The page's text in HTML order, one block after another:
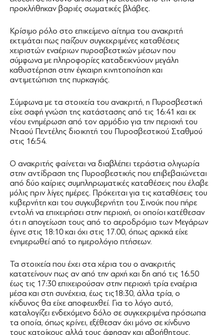
προκλήθηκαν βαριές σωματικές βλάβες.
Κρίσιμο ρόλο στο επικείμενο αίτημα του ανακριτή
εκτιμάται πως παίζουν συγκεκριμένες καταθέσεις
χειριστών εναέριων πυροσβεστικών μέσων που
σύμφωνα με πληροφορίες καταδεικνύουν μεγάλη
καθυστέρηση στην έγκαιρη κινητοποίηση και
αντιμετώπιση της πυρκαγιάς.
Σύμφωνα με τα στοιχεία του ανακριτή, η Πυροσβεστική
είχε σαφή γνώση της κατάστασης από τις 16:41 και εκ
νέου ενημέρωση από τον αρμόδιο για την περιοχή του
Νταού Πεντέλης διοικητή του Πυροσβεστικού Σταθμού
στις 16:54.
Ο ανακριτής φαίνεται να διαβλέπει τεράστια ολιγωρία
στην αντίδραση της Πυροσβεστικής που επιβεβαιώνεται
από δύο καίριες συμπληρωματικές καταθέσεις που έλαβε
μόλις πριν λίγες ημέρες. Πρόκειται για τις καταθέσεις του
κυβερνήτη και του συγκυβερνήτη του Σινούκ που πήρε
εντολή να επιχειρήσει στην περιοχή, οι οποίοι κατέθεσαν
ότι η απογείωση τους από το αεροδρόμιο των Μεγάρων
έγινε στις 18:10 και όχι στις 17.00, όπως αρχικά είχε
ενημερωθεί από το ημερολόγιο πτήσεων.
Τα στοιχεία που έχει στα χέρια του ο ανακριτής
κατατείνουν πως αν από την αρχή και δη από τις 16.50
έως τις 17:30 επιχειρούσαν στην περιοχή τρία εναέρια
μέσα και στη συνέχεια, έως τις18:30, άλλα τρία, ο
κίνδυνος θα είχε αποφευχθεί. Για το λόγο αυτό,
καταλογίζει ενδεχόμενο δόλο σε συγκεκριμένα πρόσωπα
τα οποία, όπως κρίνει, εξέθεσαν όχι μόνο σε κίνδυνο
τους κατοίκους αλλά τους άφησαν και αβοήθητους.